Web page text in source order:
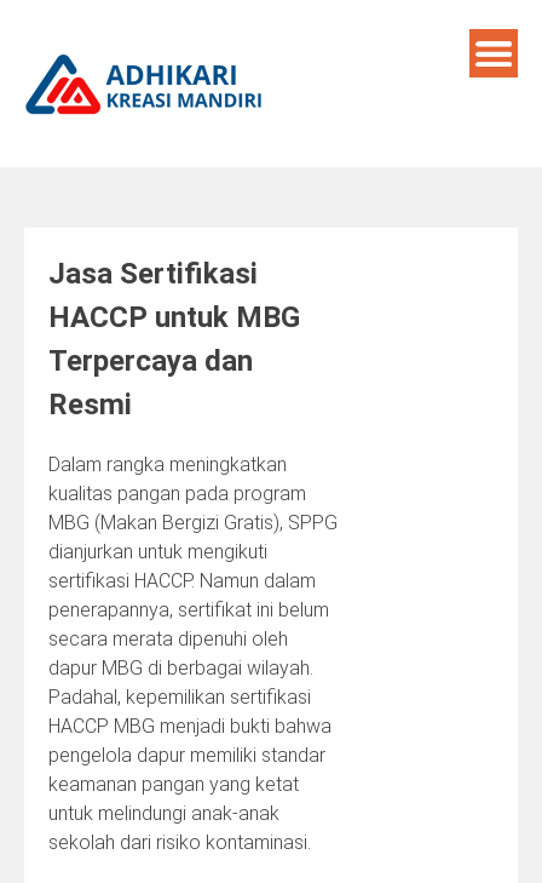
content
Jasa Sertifikasi
HACCP untuk MBG
Terpercaya dan
Resmi
Dalam rangka meningkatkan
kualitas pangan pada program
MBG (Makan Bergizi Gratis), SPPG
dianjurkan untuk mengikuti
sertifikasi HACCP. Namun dalam
penerapannya, sertifikat ini belum
secara merata dipenuhi oleh
dapur MBG di berbagai wilayah.
Padahal, kepemilikan sertifikasi
HACCP MBG menjadi bukti bahwa
pengelola dapur memiliki standar
keamanan pangan yang ketat
untuk melindungi anak-anak
sekolah dari risiko kontaminasi.